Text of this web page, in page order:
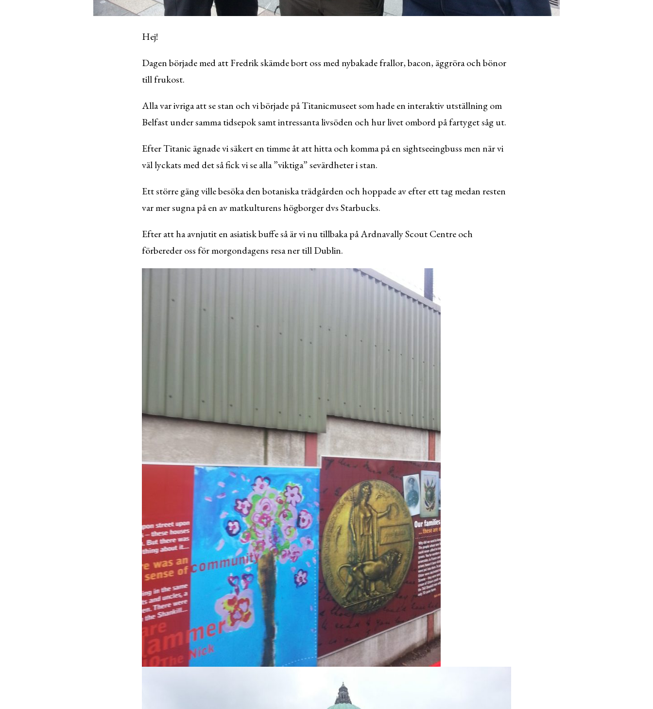
Hej!
Dagen började med att Fredrik skämde bort oss med nybakade frallor, bacon, äggröra och bönor
till frukost.
Alla var ivriga att se stan och vi började på Titanicmuseet som hade en interaktiv utställning om
Belfast under samma tidsepok samt intressanta livsöden och hur livet ombord på fartyget såg ut.
Efter Titanic ägnade vi säkert en timme åt att hitta och komma på en sightseeingbuss men när vi
väl lyckats med det så fick vi se alla ”viktiga” sevärdheter i stan.
Ett större gäng ville besöka den botaniska trädgården och hoppade av efter ett tag medan resten
var mer sugna på en av matkulturens högborger dvs Starbucks.
Efter att ha avnjutit en asiatisk buffe så är vi nu tillbaka på Ardnavally Scout Centre och
förbereder oss för morgondagens resa ner till Dublin.